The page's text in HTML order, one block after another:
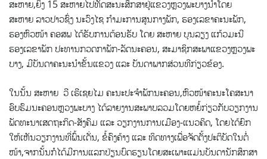
ສະຫາຍ,ຍິງ 15 ສະຫາຍໄປທັດສະນະສຶກສາຢູ່ແຂວງຫຼວງພະບາງນຳໂດຍ
ສະຫາຍ ລາວປາວຊົ່ງ ນະວົງໄຊ ກຳມະການສູນກາງພັກ, ຮອງເລຂາຄະນະພັກ,
ຮອງຫົວໜ້າ ຄອສພ ໄດ້ຮັບການຕ້ອນຮັບ ໂດຍ ສະຫາຍ ບຸນລຽງ ແກ້ວມະນີ
ຮອງເລຂາພັກ ປະທານກວດກາພັກ-ລັດນະຄອນ, ສະມາຊິກສະພາແຂວງຫຼວງພະ
ບາງ, ມີບັນດາຄະນະນຳຂັ້ນແຂວງ ແລະ ບັນດາພາກສ່ວນທີກ່ຽວຂ້ອງ.
ໃນນ້ັນ ສະຫາຍ ວີ ເຣີເຊຍໄມ ຄະນະປະຈຳພັກນະຄອນ,ຫົວໜ້າຄະນະໂຄສະນາ
ອົບຮົມນະຄອນຫຼວງພະບາງ ໄດ້ລາຍງານສະພາບລວມໂດຍຫຍໍ້ກ່ຽວກັບວຽກງານ
ພັດທະນາເສດຖະກິດ-ສັງຄົມ ແລະ ວຽກງານການເມືອງ-ແນວຄິດ, ໂດຍໄດ້ຍົກ
ໃຫ້ເຫັນວຽກງານທີ່ພົ້ນເດັ່ນ, ຂໍ້ຄົງຄ້າງ ແລະ ທິດທາງເພື່ອຈັດຕັ້ງປະຕິບັດໃນຕໍ່
ໜ້າ,ຈາກນັ້ນກໍໄດ້ມີການແລກປ່ຽນບົດຮຽນໂດຍສະເພາະແມ່ນບັນດານັກສຶກສາ